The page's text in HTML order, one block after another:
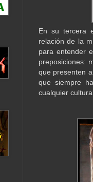
En su tercera
relación de la
para entender
preposiciones:
que presenten
que siempre
cualquier